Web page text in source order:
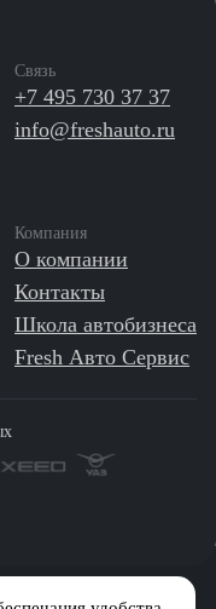
Компания
О компании
Контакты
Школа автобизнеса
Fresh Авто Сервис
Связь
+7 495 730 37 37
info@freshauto.ru